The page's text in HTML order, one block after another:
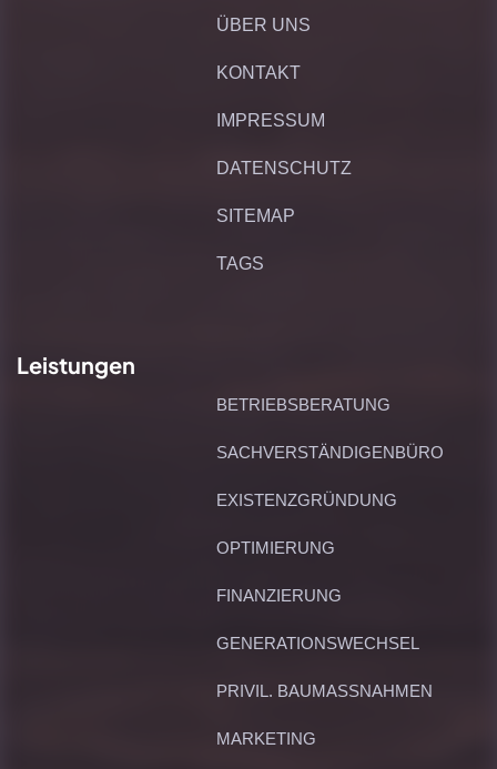
ÜBER UNS
KONTAKT
IMPRESSUM
DATENSCHUTZ
SITEMAP
TAGS
Leistungen
BETRIEBSBERATUNG
SACHVERSTÄNDIGENBÜRO
EXISTENZGRÜNDUNG
OPTIMIERUNG
FINANZIERUNG
GENERATIONSWECHSEL
PRIVIL. BAUMASSNAHMEN
MARKETING